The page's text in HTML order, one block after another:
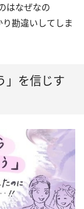
はなぜなの
勘違いしてしま
」を信じす